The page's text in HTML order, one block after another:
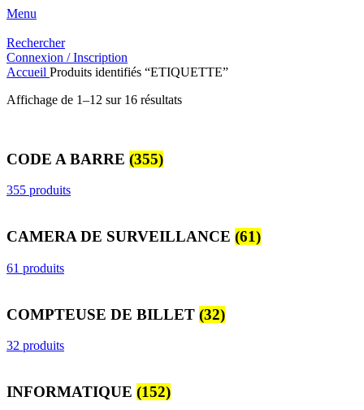
Menu
Rechercher
Connexion / Inscription
Accueil Produits identifiés “ETIQUETTE”
Affichage de 1–12 sur 16 résultatsTrié
CODE A BARRE (355)
355 produits
CAMERA DE SURVEILLANCE (61)
61 produits
COMPTEUSE DE BILLET (32)
32 produits
INFORMATIQUE (152)